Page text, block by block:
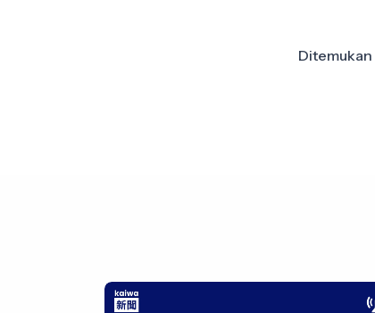
Ditemukan